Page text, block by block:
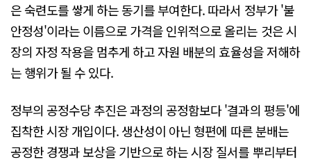
은 숙련도를 쌓게 하는 동기를 부여한다. 따라서 정부가 '불
안정성'이라는 이름으로 가격을 인위적으로 올리는 것은 시
장의 자정 작용을 멈추게 하고 자원 배분의 효율성을 저해하
는 행위가 될 수 있다.
정부의 공정수당 추진은 과정의 공정함보다 '결과의 평등'에
집착한 시장 개입이다. 생산성이 아닌 형편에 따른 분배는
공정한 경쟁과 보상을 기반으로 하는 시장 질서를 뿌리부터